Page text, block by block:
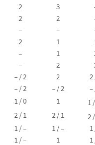
2 3
2 2
– –
2 1
– 1
– 2
– / 2 2
2
– / 2 – / 2
–
1 / 0 1 1
2 / 1 2 / 1 2
1 / – 1 / –
1
1 / – 1
1